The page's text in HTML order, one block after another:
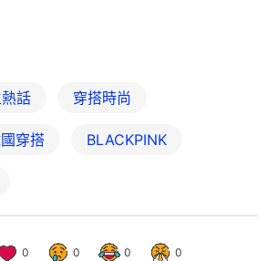
話 穿搭時尚
穿搭 BLACKPINK
0 0 0 0